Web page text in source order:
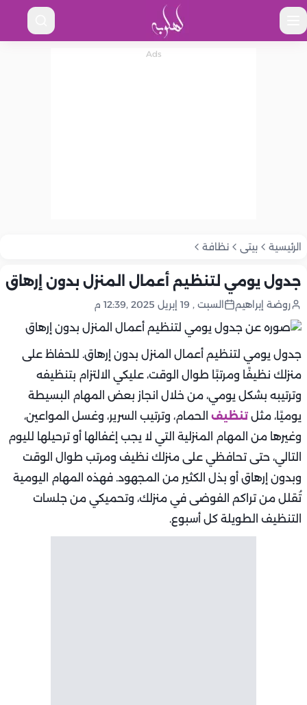
الرئيسية بيتى نظافة
جدول يومي لتنظيم أعمال المنزل بدون إرهاق
روضة إبراهيم السبت , 19 إبريل 2025 ,12:39 م
جدول يومي لتنظيم أعمال المنزل بدون إرهاق. للحفاظ على
منزلك نظيفًا ومرتبًا طوال الوقت، عليكي الالتزام بتنظيفه
وترتيبه بشكل يومي، من خلال انجاز بعض المهام البسيطة
يوميًا، مثل تنظيف الحمام، وترتيب السرير، وغسل المواعين،
وغيرها من المهام المنزلية التي لا يجب إغفالها أو ترحيلها لليوم
التالي، حتى تحافظي على منزلك نظيف ومرتب طوال الوقت
وبدون إرهاق أو بذل الكثير من المجهود. فهذه المهام اليومية
تُقلل من تراكم الفوضى في منزلك، وتحميكي من جلسات
التنظيف الطويلة كل أسبوع.